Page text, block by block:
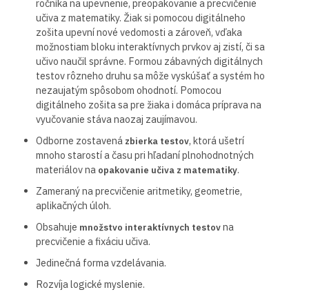
ročníka na upevnenie, preopakovanie a precvičenie
učiva z matematiky. Žiak si pomocou digitálneho
zošita upevní nové vedomosti a zároveň, vďaka
možnostiam bloku interaktívnych prvkov aj zistí, či sa
učivo naučil správne. Formou zábavných digitálnych
testov rôzneho druhu sa môže vyskúšať a systém ho
nezaujatým spôsobom ohodnotí. Pomocou
digitálneho zošita sa pre žiaka i domáca príprava na
vyučovanie stáva naozaj zaujímavou.
Odborne zostavená zbierka testov, ktorá ušetrí
mnoho starostí a času pri hľadaní plnohodnotných
materiálov na opakovanie učiva z matematiky.
Zameraný na precvičenie aritmetiky, geometrie,
aplikačných úloh.
Obsahuje množstvo interaktívnych testovna
precvičenie a fixáciu učiva.
Jedinečná forma vzdelávania.
Rozvíja logické myslenie.